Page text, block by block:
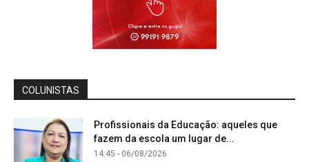
COLUNISTAS
Profissionais da Educação: aqueles que
fazem da escola um lugar de...
14:45 - 06/08/2026